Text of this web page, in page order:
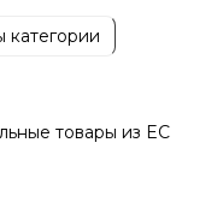
категории
товары из EC